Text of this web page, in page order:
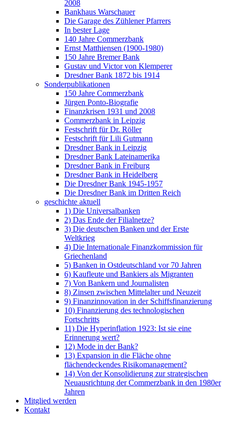
2008
Bankhaus Warschauer
Die Garage des Zühlener Pfarrers
In bester Lage
140 Jahre Commerzbank
Ernst Matthiensen (1900-1980)
150 Jahre Bremer Bank
Gustav und Victor von Klemperer
Dresdner Bank 1872 bis 1914
Sonderpublikationen
150 Jahre Commerzbank
Jürgen Ponto-Biografie
Finanzkrisen 1931 und 2008
Commerzbank in Leipzig
Festschrift für Dr. Röller
Festschrift für Lili Gutmann
Dresdner Bank in Leipzig
Dresdner Bank Lateinamerika
Dresdner Bank in Freiburg
Dresdner Bank in Heidelberg
Die Dresdner Bank 1945-1957
Die Dresdner Bank im Dritten Reich
geschichte aktuell
1) Die Universalbanken
2) Das Ende der Filialnetze?
3) Die deutschen Banken und der Erste
Weltkrieg
4) Die Internationale Finanzkommission für
Griechenland
5) Banken in Ostdeutschland vor 70 Jahren
6) Kaufleute und Bankiers als Migranten
7) Von Bankern und Journalisten
8) Zinsen zwischen Mittelalter und Neuzeit
9) Finanzinnovation in der Schiffsfinanzierung
10) Finanzierung des technologischen
Fortschritts
11) Die Hyperinflation 1923: Ist sie eine
Erinnerung wert?
12) Mode in der Bank?
13) Expansion in die Fläche ohne
flächendeckendes Risikomanagement?
14) Von der Konsolidierung zur strategischen
Neuausrichtung der Commerzbank in den 1980er
Jahren
Mitglied werden
Kontakt